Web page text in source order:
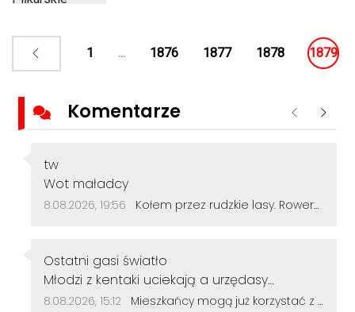
1 ... 1876 1877 1878 1879
Komentarze Poprzednie
Autor komentarza:
tw
Treść komentarza:
Wot maładcy
Data dodania komentarza:
8.08.2026, 19:56 Źródło komentarza:
Kołem przez rudzkie lasy. Rowerzyści z Kędzierzyna-Koźla pokonali 50 kilometrów
Autor komentarza:
Ostatni gasi światło
Treść komentarza:
Młodzi z kentaki uciekają a urzędasy
otwierają alejki nic nieznaczące dla rozwoju
Data dodania komentarza:
8.08.2026, 15:12 Źródło komentarza:
Mieszkańcy mogą już korzystać z powiększonego parku w Śródmieściu. Są nowe alejki i ławki